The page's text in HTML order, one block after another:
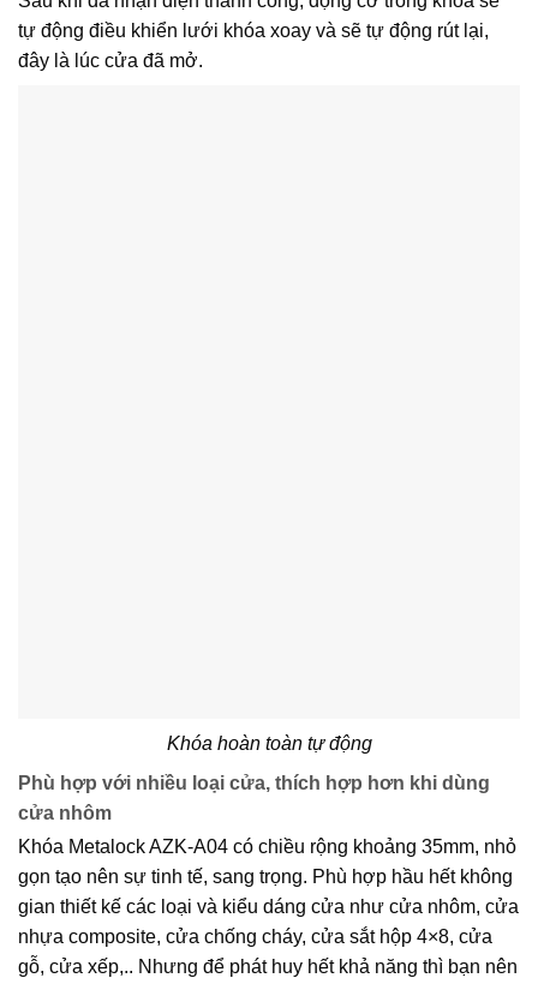
tự động điều khiển lưới khóa xoay và sẽ tự động rút lại,
đây là lúc cửa đã mở.
Khóa hoàn toàn tự động
Phù hợp với nhiều loại cửa, thích hợp hơn khi dùng
cửa nhôm
Khóa Metalock AZK-A04 có chiều rộng khoảng 35mm, nhỏ
gọn tạo nên sự tinh tế, sang trọng. Phù hợp hầu hết không
gian thiết kế các loại và kiểu dáng cửa như cửa nhôm, cửa
nhựa composite, cửa chống cháy, cửa sắt hộp 4×8, cửa
gỗ, cửa xếp,.. Nhưng để phát huy hết khả năng thì bạn nên